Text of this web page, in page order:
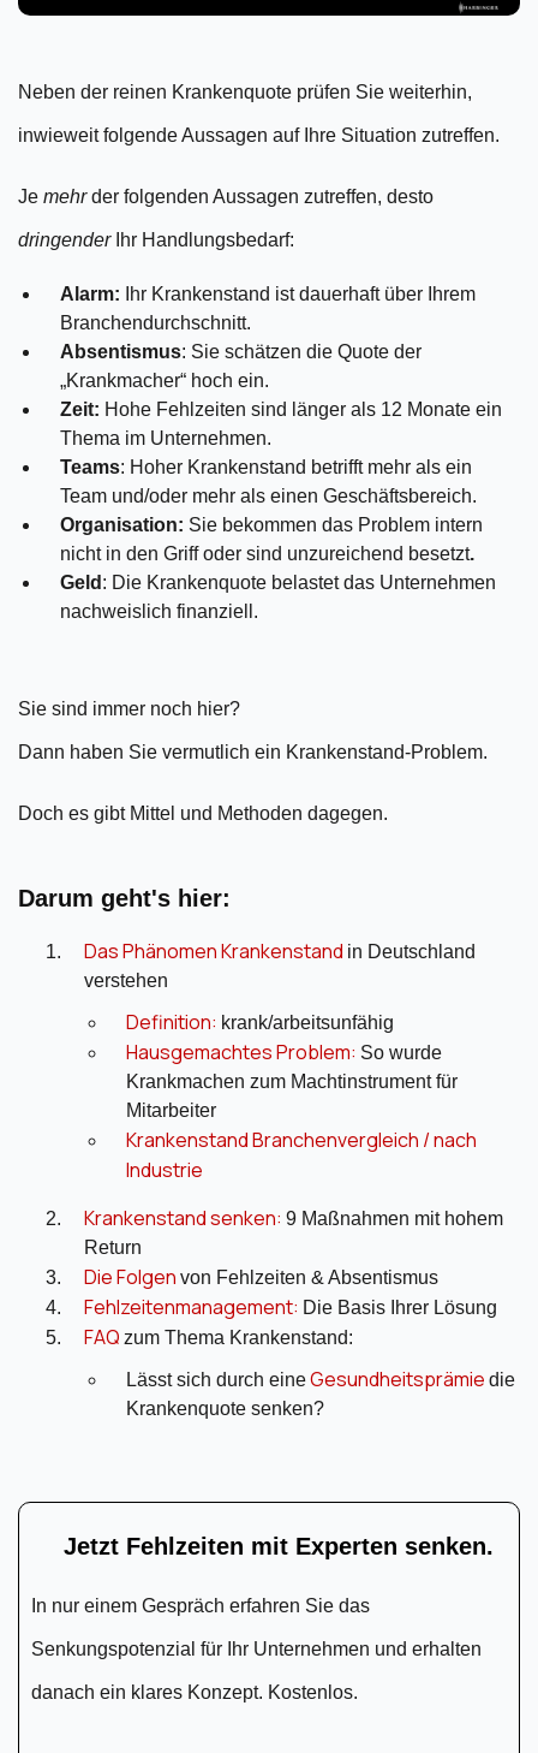
Neben der reinen Krankenquote prüfen Sie weiterhin,
inwieweit folgende Aussagen auf Ihre Situation zutreffen.
Je mehrder folgenden Aussagen zutreffen, desto
dringender Ihr Handlungsbedarf:
Alarm: Ihr Krankenstand ist dauerhaft über Ihrem
Branchendurchschnitt.
Absentismus: Sie schätzen die Quote der
„Krankmacher“ hoch ein.
Zeit: Hohe Fehlzeiten sind länger als 12 Monate ein
Thema im Unternehmen.
Teams: Hoher Krankenstand betrifft mehr als ein
Team und/oder mehr als einen Geschäftsbereich.
Organisation: Sie bekommen das Problem intern
nicht in den Griff oder sind unzureichend besetzt.
Geld : Die Krankenquote belastet das Unternehmen
nachweislich finanziell.
Sie sind immer noch hier?
Dann haben Sie vermutlich ein Krankenstand-Problem.
Doch es gibt Mittel und Methoden dagegen.
Darum geht's hier:
Das Phänomen Krankenstand in Deutschland
verstehen
Definition: krank/arbeitsunfähig
Hausgemachtes Problem: So wurde
Krankmachen zum Machtinstrument für
Mitarbeiter
Krankenstand Branchenvergleich / nach
Industrie
Krankenstand senken: 9 Maßnahmen mit hohem
Return
Die Folgen von Fehlzeiten & Absentismus
Fehlzeitenmanagement: Die Basis Ihrer Lösung
FAQ zum Thema Krankenstand:
Lässt sich durch eineGesundheitsprämie die
Krankenquote senken?
Jetzt Fehlzeiten mit Experten senken.
In nur einem Gespräch erfahren Sie das
Senkungspotenzial für Ihr Unternehmen und erhalten
danach ein klares Konzept. Kostenlos.